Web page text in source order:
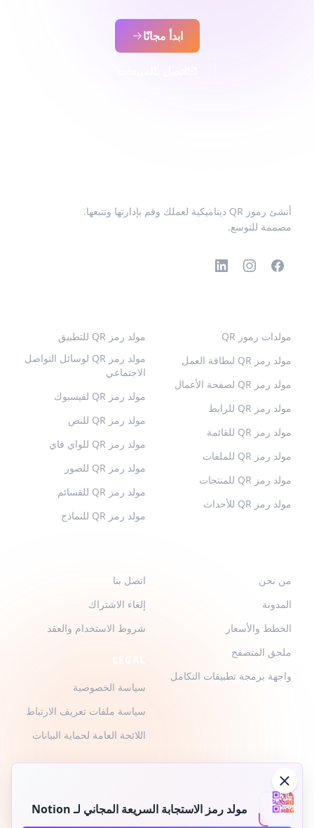
مولد رمز الاستجابة السريعة المجاني لـ Notion
ابدأ مجانًا
أنشئ رموز QR ديناميكية لعملك وقم بإدارتها وتتبعها.
مصممة للتوسع.
مولدات رموز QR
مولد رمز QR لبطاقة العمل
مولد رمز QR لصفحة الأعمال
مولد رمز QR للرابط
مولد رمز QR للقائمة
مولد رمز QR للملفات
مولد رمز QR للمنتجات
مولد رمز QR للأحداث
مولد رمز QR للتطبيق
مولد رمز QR لوسائل التواصل
الاجتماعي
مولد رمز QR لفيسبوك
مولد رمز QR للنص
مولد رمز QR للواي فاي
مولد رمز QR للصور
مولد رمز QR للقسائم
مولد رمز QR للنماذج
من نحن
المدونة
الخطط والأسعار
ملحق المتصفح
واجهة برمجة تطبيقات التكامل
اتصل بنا
إلغاء الاشتراك
شروط الاستخدام والعقد
سياسة الخصوصية
سياسة ملفات تعريف الارتباط
اللائحة العامة لحماية البيانات